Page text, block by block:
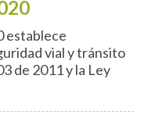
establece
vial y tránsito
de 2011 y la Ley